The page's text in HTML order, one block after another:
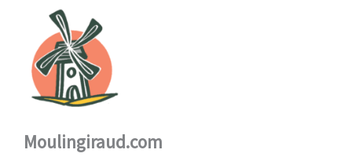
Moulingiraud.com